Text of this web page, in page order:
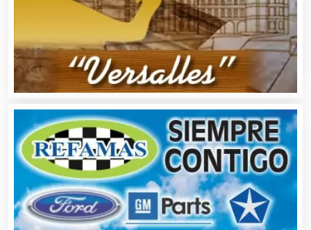
Asilos
Asociaciones Civiles
Audio, Sonido e Iluminación
Audios para Eventos